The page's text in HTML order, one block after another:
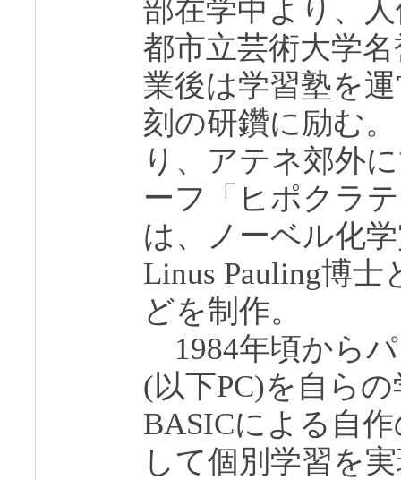
部在学中より、
都市立芸術大学
業後は学習塾を
刻の研鑽に励む
り、アテネ郊外
ーフ「ヒポクラ
は、ノーベル化
Linus Pauling博
どを制作。
1984年頃から
(以下PC)を自ら
BASICによる自
して個別学習を